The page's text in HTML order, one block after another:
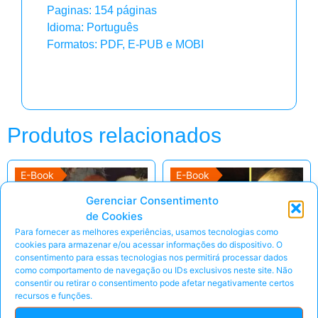
Gerenciar Consentimento
de Cookies
Para fornecer as melhores experiências, usamos tecnologias como
cookies para armazenar e/ou acessar informações do dispositivo. O
consentimento para essas tecnologias nos permitirá processar dados
como comportamento de navegação ou IDs exclusivos neste site. Não
consentir ou retirar o consentimento pode afetar negativamente certos
recursos e funções.
Paginas: 154 páginas
Idioma: Português
Formatos: PDF, E-PUB e MOBI
Produtos relacionados
E-Book E-Book